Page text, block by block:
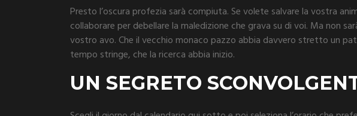
Presto l’oscura profezia sarà compiuta. Se volete salvare la vostra
collaborare per debellare la maledizione che grava su di voi. Ma non
vostro avo. Che il vecchio monaco pazzo abbia davvero stretto un
tempo stringe, che la ricerca abbia inizio.
UN SEGRETO